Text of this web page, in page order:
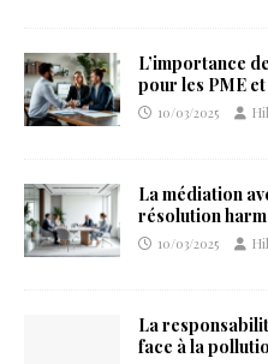
L’importance
pour les PME
10/03/2025
La médiation
résolution
10/03/2025
La
face à la